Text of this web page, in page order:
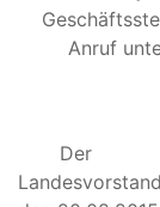
Anruf
Der